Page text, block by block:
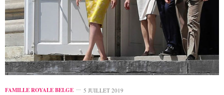
FAMILLE ROYALE BELGE 5 JUILLET 2019